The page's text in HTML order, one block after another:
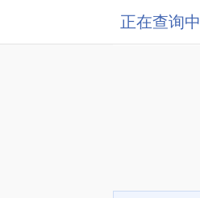
正在查询中